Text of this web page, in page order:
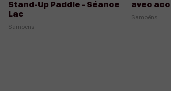
Stand-Up Paddle – Séance
Lac
Samoëns
avec
Samoëns